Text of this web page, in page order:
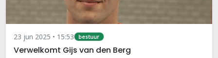
23 jun 2025 • 15:53 bestuur
Verwelkomt Gijs van den Berg